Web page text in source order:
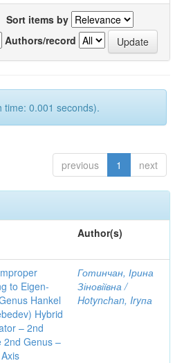
Sort items by
Authors/record
time: 0.001 seconds).
previous 1 next
Author(s)
to Eigen-
Hankel
Hybrid
– 2nd
2nd Genus –
Готинчан, Ірина
Зіновіївна /
Hotynсhаn, Iryпа